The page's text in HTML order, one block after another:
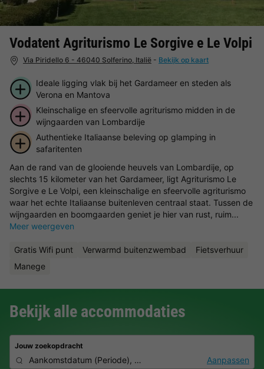
Vodatent Agriturismo Le Sorgive e Le Volpi
Via Piridello 6 - 46040 Solferino, Italië - Bekijk op kaart
Ideale ligging vlak bij het Gardameer en steden als
Verona en Mantova
Kleinschalige en sfeervolle agriturismo midden in de
wijngaarden van Lombardije
Authentieke Italiaanse beleving op glamping in
safaritenten
Aan de rand van de glooiende heuvels van Lombardije, op
slechts 15 kilometer van het Gardameer, ligt Agriturismo Le
Sorgive e Le Volpi, een kleinschalige en sfeervolle agriturismo
waar het echte Italiaanse buitenleven centraal staat. Tussen de
wijngaarden en boomgaarden geniet je hier van rust, ruim...
Meer weergeven
Gratis Wifi punt Verwarmd buitenzwembad
Fietsverhuur
Manege
Bekijk alle accommodaties
Jouw zoekopdracht
Aankomstdatum (Periode), 2 personen, 0 huisdierAanpassen